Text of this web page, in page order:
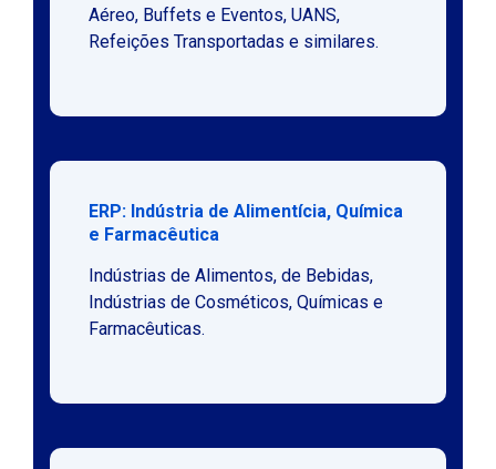
Aéreo, Buffets e Eventos, UANS,
Refeições Transportadas e similares.
ERP: Indústria de Alimentícia, Química
e Farmacêutica
Indústrias de Alimentos, de Bebidas,
Indústrias de Cosméticos, Químicas e
Farmacêuticas.